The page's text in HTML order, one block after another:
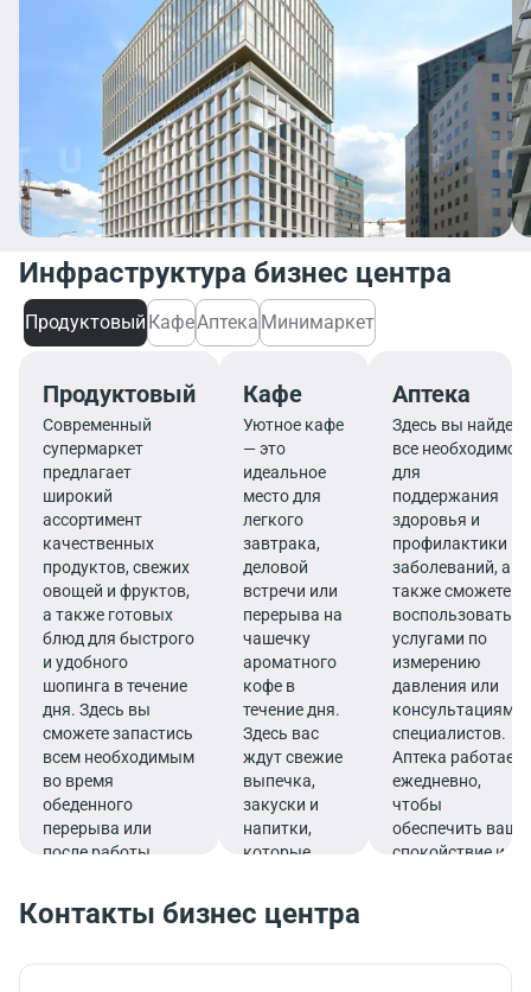
Инфраструктура бизнес центра
Продуктовый КафеАптека Минимаркет
Продуктовый
Современный
супермаркет
предлагает
широкий
ассортимент
качественных
продуктов, свежих
овощей и фруктов,
а также готовых
блюд для быстрого
и удобного
шопинга в течение
дня. Здесь вы
сможете запастись
всем необходимым
во время
обеденного
перерыва или
после работы.
Кафе
Уютное кафе
— это
идеальное
место для
легкого
завтрака,
деловой
встречи или
перерыва на
чашечку
ароматного
кофе в
течение дня.
Здесь вас
ждут свежие
выпечка,
закуски и
напитки,
которые
бодрости и
продуктивно
Аптека
Здесь вы найдете
все необходимое
для
поддержания
здоровья и
профилактики
заболеваний, а
также сможете
воспользоваться
услугами по
измерению
давления или
консультациями
специалистов.
Аптека работает
ежедневно,
чтобы
обеспечить ваше
спокойствие и
Контакты бизнес центра